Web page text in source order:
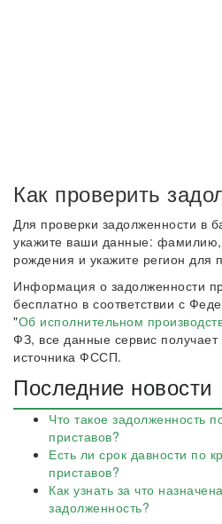
Как проверить
Для проверки задолженности в
укажите ваши данные: фамилию,
рождения и укажите регион для
Информация о задолженности
бесплатно в соответствии с
"Об исполнительном
ФЗ, все данные сервис
источника ФССП.
Последние новости
Что такое задолженность
приставов?
Есть ли срок давности по
приставов?
Как узнать за что
задолженность?